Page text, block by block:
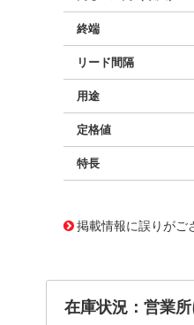
終端
リード間隔
用途
定格値
特長
掲載情報に誤りがご
在庫状況：営業所